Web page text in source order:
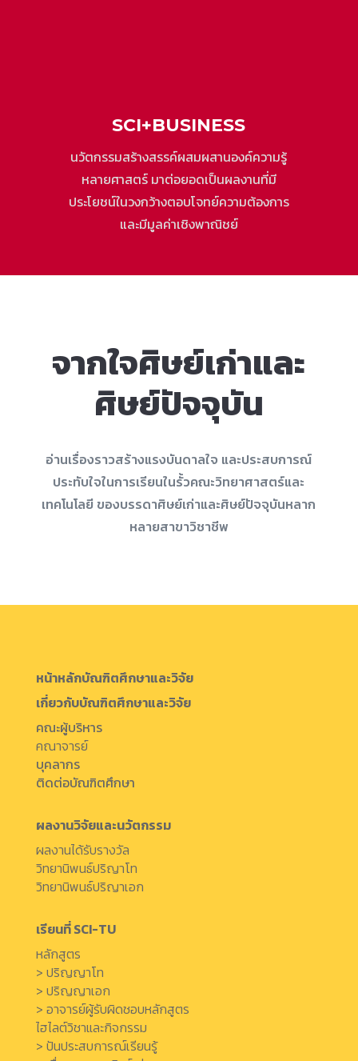
SCI+BUSINESS
นวัตกรรมสร้างสรรค์ผสมผสานองค์ความรู้
หลายศาสตร์ มาต่อยอดเป็นผลงานที่มี
ประโยชน์ในวงกว้างตอบโจทย์ความต้องการ
และมีมูลค่าเชิงพาณิชย์
จากใจศิษย์เก่าและ
ศิษย์ปัจจุบัน
อ่านเรื่องราวสร้างแรงบันดาลใจ และประสบการณ์
ประทับใจในการเรียนในรั้วคณะวิทยาศาสตร์และ
เทคโนโลยี ของบรรดาศิษย์เก่าและศิษย์ปัจจุบันหลาก
หลายสาขาวิชาชีพ
หน้าหลักบัณฑิตศึกษาและวิจัย
เกี่ยวกับบัณฑิตศึกษาและวิจัย
คณะผู้บริหาร
คณาจารย์
บุคลากร
ติดต่อบัณฑิตศึกษา
ผลงานวิจัยและนวัตกรรม
ผลงานได้รับรางวัล
วิทยานิพนธ์ปริญาโท
วิทยานิพนธ์ปริญาเอก
เรียนที่ SCI-TU
หลักสูตร
> ปริญญาโท
> ปริญญาเอก
> อาจารย์ผู้รับผิดชอบหลักสูตร
ไฮไลต์วิชาและกิจกรรม
> ปันประสบการณ์เรียนรู้